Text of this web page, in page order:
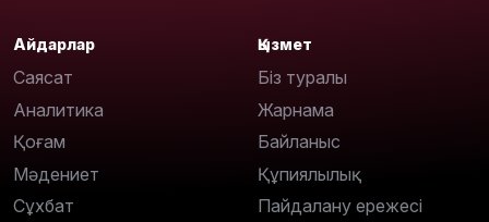
Айдарлар
Саясат
Аналитика
Қоғам
Мәдениет
Сұхбат
Қызмет
Біз туралы
Жарнама
Байланыс
Құпиялылық
Пайдалану ережесі